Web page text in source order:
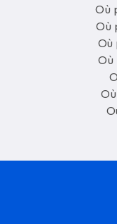
Où
Où
Où
Où